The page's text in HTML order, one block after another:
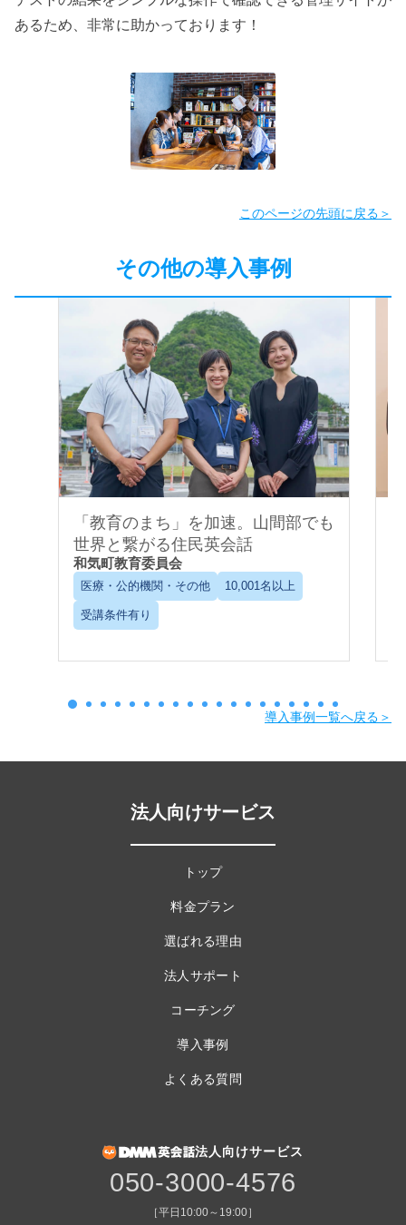
あるため、非常に助かっております！
このページの先頭に戻る＞
その他の導入事例
「教育のまち」を加速。山間部でも
世界と繋がる住民英会話
和気町教育委員会
医療・公的機関・その他 10,001名以上
受講条件有り
導入事例一覧へ戻る＞
法人向けサービス
トップ
料金プラン
選ばれる理由
法人サポート
コーチング
導入事例
よくある質問
法人向けサービス
050-3000-4576
［平日10:00～19:00］